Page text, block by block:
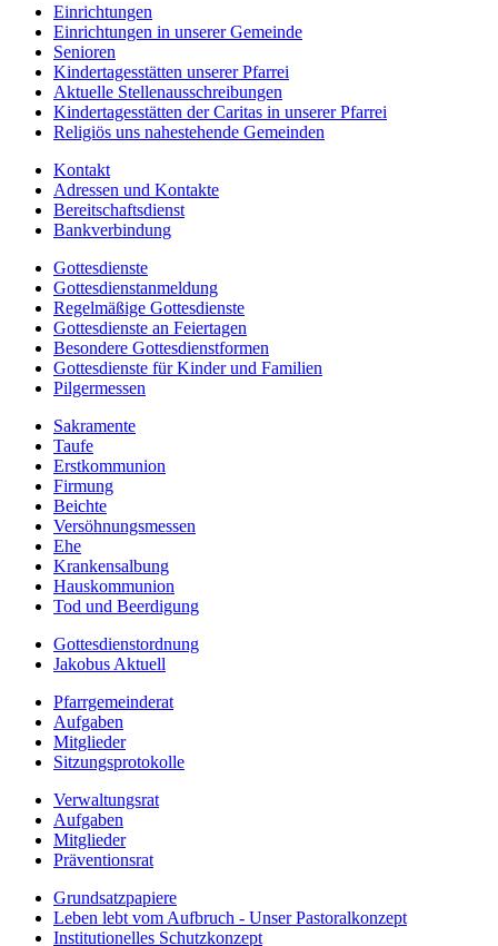
Einrichtungen
Einrichtungen in unserer Gemeinde
Senioren
Kindertagesstätten unserer Pfarrei
Aktuelle Stellenausschreibungen
Kindertagesstätten der Caritas in unserer Pfarrei
Religiös uns nahestehende Gemeinden
Kontakt
Adressen und Kontakte
Bereitschaftsdienst
Bankverbindung
Gottesdienste
Gottesdienstanmeldung
Regelmäßige Gottesdienste
Gottesdienste an Feiertagen
Besondere Gottesdienstformen
Gottesdienste für Kinder und Familien
Pilgermessen
Sakramente
Taufe
Erstkommunion
Firmung
Beichte
Versöhnungsmessen
Ehe
Krankensalbung
Hauskommunion
Tod und Beerdigung
Gottesdienstordnung
Jakobus Aktuell
Pfarrgemeinderat
Aufgaben
Mitglieder
Sitzungsprotokolle
Verwaltungsrat
Aufgaben
Mitglieder
Präventionsrat
Grundsatzpapiere
Leben lebt vom Aufbruch - Unser Pastoralkonzept
Institutionelles Schutzkonzept